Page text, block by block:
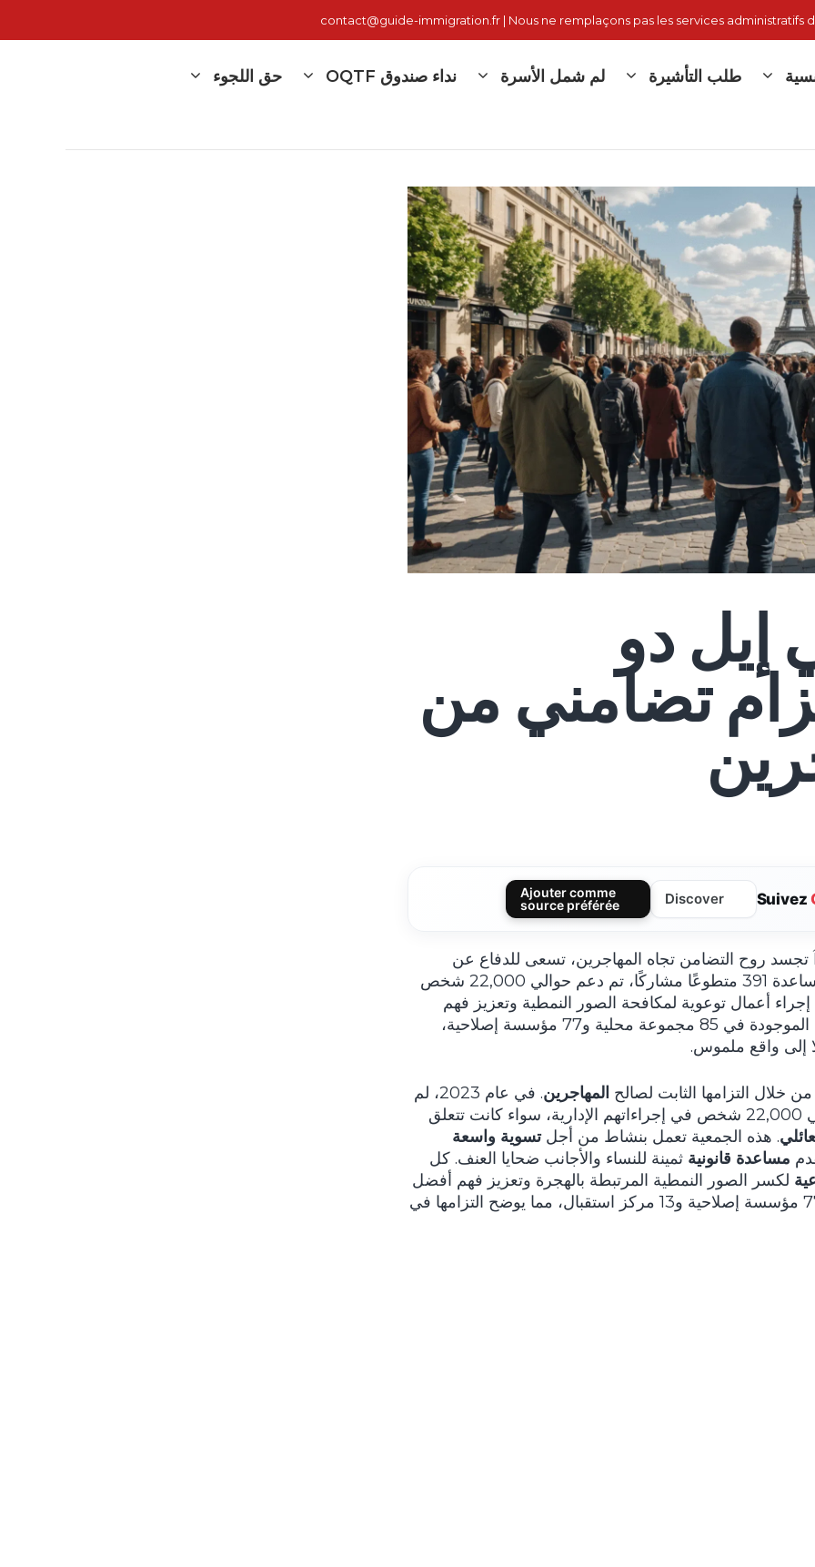
contact@guide-immigration.fr | Nous ne remplaçons pas les services administratifs
طلب التأشيرة لم شمل الأسرة نداء صندوق OQTF
حق اللجوء
إيل دو
تضامني من
Suivez
Discover
Ajouter comme
source préférée
تجسد روح التضامن تجاه المهاجرين، تسعى للدفاع عن
حقوقهم والحفاظ على كرامتهم. بفضل مساعدة 391 متطوعًا مشاركًا، تم دعم حوالي 22,000 شخص
الإدارية في عام 2023. يتم إجراء أعمال توعوية لمكافحة الصور النمطية وتعزيز فهم
أفضل للهجرات. هذه الالتزامات الإنسانية، الموجودة في 85 مجموعة محلية و77 مؤسسة إصلاحية،
إلى واقع ملموس.
من خلال التزامها الثابت لصالح المهاجرين
. في عام 2023، لم
يكن أقل من 391 متطوعًا قد دعموا حوالي 22,000 شخص في إجراءاتهم الإدارية، سواء كانت تتعلق
. هذه الجمعية تعمل بنشاط من أجلتسوية واسعة
مساعدة قانونية ثمينة للنساء والأجانب ضحايا العنف. كل
لكسر الصور النمطية المرتبطة بالهجرة وتعزيز فهم أفضل
للهجرات. تتدخل La Cimade أيضًا في 77 مؤسسة إصلاحية و13 مركز استقبال، مما يوضح التزامها في